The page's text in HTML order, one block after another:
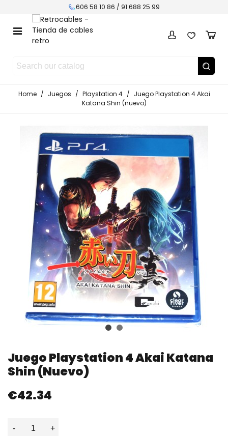
606 58 10 86 / 91 688 25 99
Home / Juegos / Playstation 4 / Juego Playstation 4 Akai
Katana Shin (nuevo)
Juego Playstation 4 Akai Katana
Shin (nuevo)
€42.34
- +